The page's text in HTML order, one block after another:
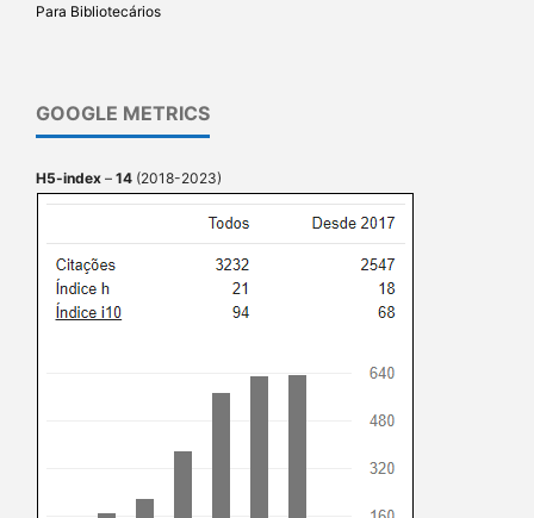
Para Bibliotecários
GOOGLE METRICS
H5-index – 14 (2018-2023)